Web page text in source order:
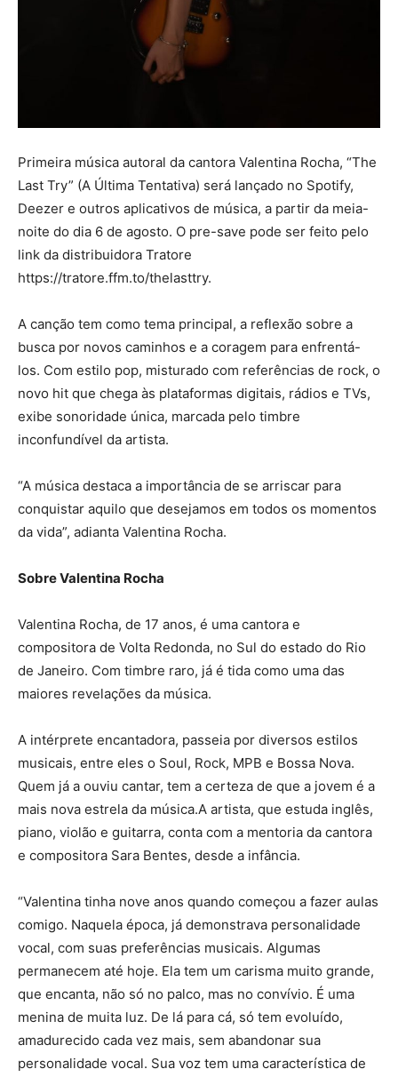
Primeira música autoral da cantora Valentina Rocha, “The
Last Try” (A Última Tentativa) será lançado no Spotify,
Deezer e outros aplicativos de música, a partir da meia-
noite do dia 6 de agosto. O pre-save pode ser feito pelo
link da distribuidora Tratore
https://tratore.ffm.to/thelasttry.
A canção tem como tema principal, a reflexão sobre a
busca por novos caminhos e a coragem para enfrentá-
los. Com estilo pop, misturado com referências de rock, o
novo hit que chega às plataformas digitais, rádios e TVs,
exibe sonoridade única, marcada pelo timbre
inconfundível da artista.
“A música destaca a importância de se arriscar para
conquistar aquilo que desejamos em todos os momentos
da vida”, adianta Valentina Rocha.
Sobre Valentina Rocha
Valentina Rocha, de 17 anos, é uma cantora e
compositora de Volta Redonda, no Sul do estado do Rio
de Janeiro. Com timbre raro, já é tida como uma das
maiores revelações da música.
A intérprete encantadora, passeia por diversos estilos
musicais, entre eles o Soul, Rock, MPB e Bossa Nova.
Quem já a ouviu cantar, tem a certeza de que a jovem é a
mais nova estrela da música.A artista, que estuda inglês,
piano, violão e guitarra, conta com a mentoria da cantora
e compositora Sara Bentes, desde a infância.
“Valentina tinha nove anos quando começou a fazer aulas
comigo. Naquela época, já demonstrava personalidade
vocal, com suas preferências musicais. Algumas
permanecem até hoje. Ela tem um carisma muito grande,
que encanta, não só no palco, mas no convívio. É uma
menina de muita luz. De lá para cá, só tem evoluído,
amadurecido cada vez mais, sem abandonar sua
personalidade vocal. Sua voz tem uma característica de